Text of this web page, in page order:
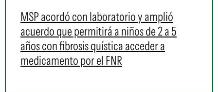
MSP acordó con laboratorio y amplió
acuerdo que permitirá a niños de 2 a 5
años con fibrosis quística acceder a
medicamento por el FNR